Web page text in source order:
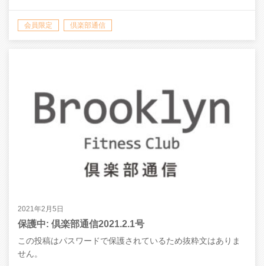
会員限定 倶楽部通信
2021年2月5日
保護中: 倶楽部通信2021.2.1号
この投稿はパスワードで保護されているため抜粋文はありま
せん。